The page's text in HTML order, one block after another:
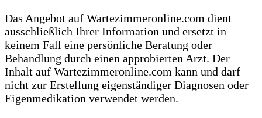
Das Angebot auf Wartezimmeronline.com dient
ausschließlich Ihrer Information und ersetzt in
keinem Fall eine persönliche Beratung oder
Behandlung durch einen approbierten Arzt. Der
Inhalt auf Wartezimmeronline.com kann und darf
nicht zur Erstellung eigenständiger Diagnosen oder
Eigenmedikation verwendet werden.